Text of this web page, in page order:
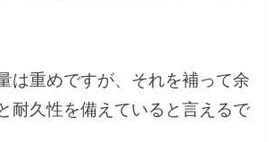
は重めですが、それを補って余
耐久性を備えていると言えるで